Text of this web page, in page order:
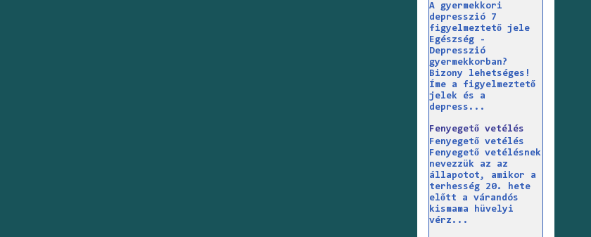
A gyermekkori
depresszió 7
figyelmeztető jele
Egészség -
Depresszió
gyermekkorban?
Bizony lehetséges!
Íme a figyelmeztető
jelek és a
depress...
Fenyegető vetélés
Fenyegető vetélés
Fenyegető vetélésnek
nevezzük az az
állapotot, amikor a
terhesség 20. hete
előtt a várandós
kismama hüvelyi
vérz...